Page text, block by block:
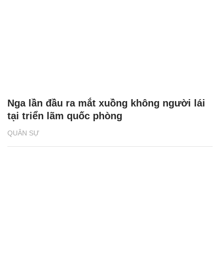
QUÂN SỰ
Nga lần đầu ra mắt xuồng không người lái
tại triển lãm quốc phòng